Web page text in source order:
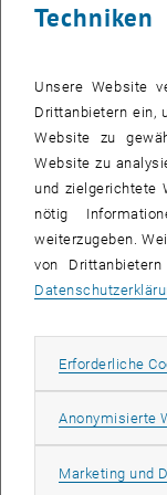
Studierende 40
Semestern studiert
Bei PALFINGER,
innovativer Kran-
Mittelpunkt des
in seine
von MINT-
Diese Investitionen
eine erfolgreiche und
An der Technischen
Stipendium
Techniken
Unsere Website
Drittanbietern ein,
Website zu
Website zu
und zielgerichtete
nötig
weiterzugeben.
von
Erforderliche
Anonymisierte
Marketing und